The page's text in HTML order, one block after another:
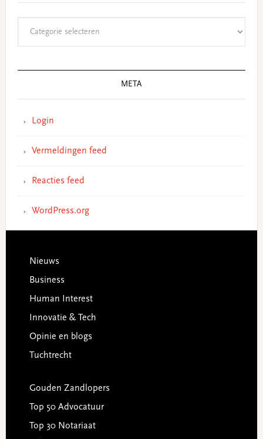
META
Login
Vermeldingen feed
Reacties feed
WordPress.org
Footer
Nieuws
Business
Human Interest
Innovatie & Tech
Opinie en blogs
Tuchtrecht
Gouden Zandlopers
Top 50 Advocatuur
Top 30 Notariaat